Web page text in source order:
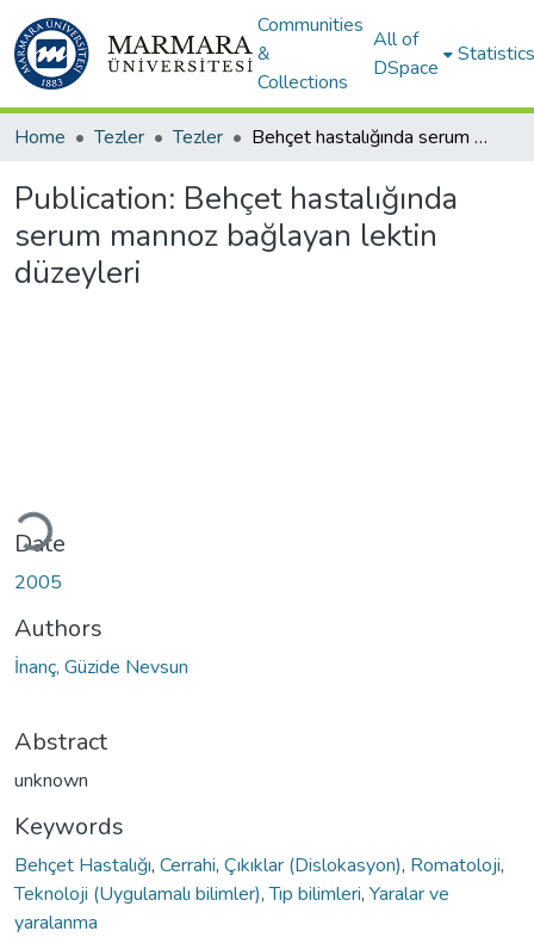
Communities
&
Collections
All of
DSpace
Statistics
Home Tezler Tezler Behçet hastalığında serum mannoz bağlayan lektin düzeyleri
Publication: Behçet hastalığında
serum mannoz bağlayan lektin
düzeyleri
Date
2005
Authors
İnanç, Güzide Nevsun
Abstract
unknown
Keywords
Behçet Hastalığı, Cerrahi, Çıkıklar (Dislokasyon), Romatoloji,
Teknoloji (Uygulamalı bilimler),Tıp bilimleri, Yaralar ve
yaralanma